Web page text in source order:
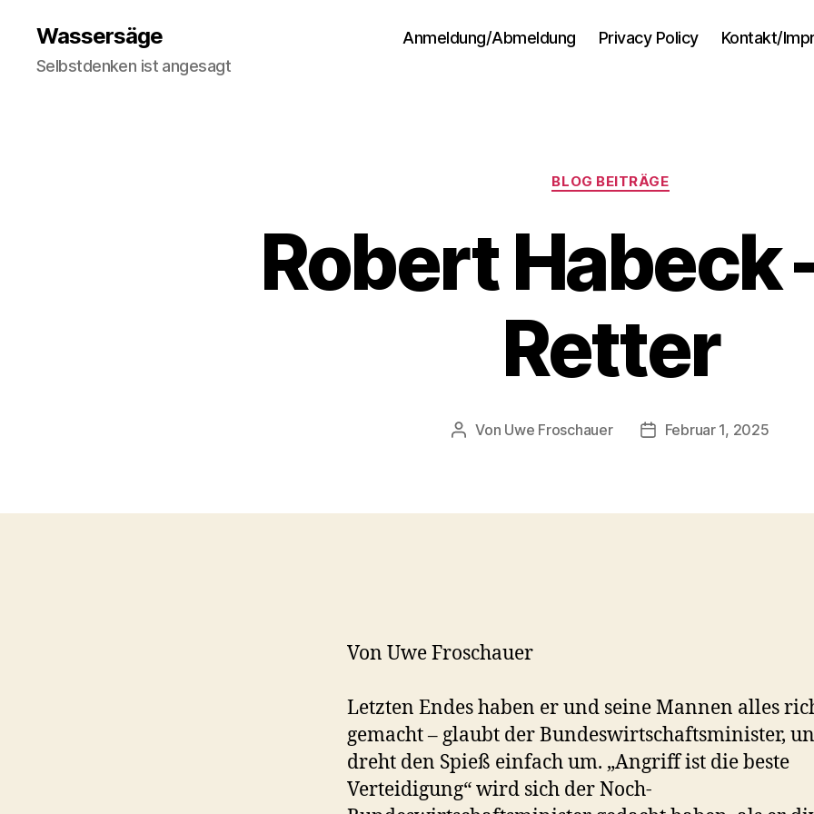
Wassersäge
Selbstdenken ist angesagt
Anmeldung/Abmeldung Privacy Policy Kontakt/
Kategorien
BLOG BEITRÄGE
Robert Habeck
Retter
Beitragsautor
Von Uwe Froschauer Beitragsdatum
Februar 1, 2025
Von Uwe Froschauer
Letzten Endes haben er und seine Mannen alles
gemacht – glaubt der Bundeswirtschaftsminister,
dreht den Spieß einfach um. „Angriff ist die beste
Verteidigung“ wird sich der Noch-